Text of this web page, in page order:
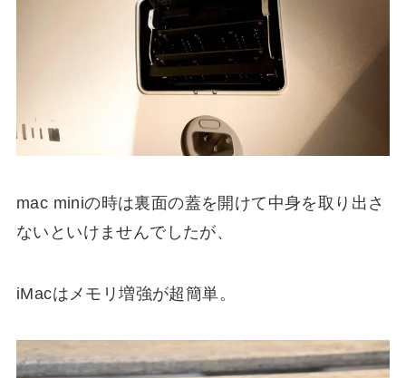
mac miniの時は裏面の蓋を開けて中身を取り出さ
ないといけませんでしたが、
iMacはメモリ増強が超簡単。